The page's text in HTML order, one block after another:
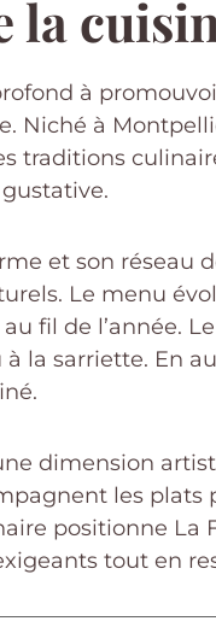
à
à
traditions
et son
Le menu
fil de l’année.
la sarriette. En
dimension
les
positionne La
tout en